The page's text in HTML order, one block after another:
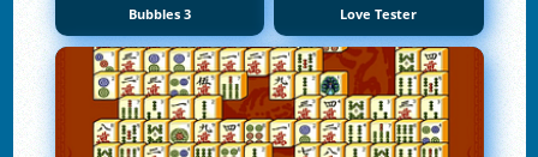
Bubbles 3 Love Tester